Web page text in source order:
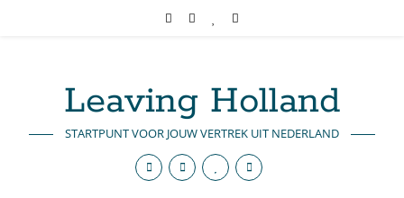
Leaving Holland
STARTPUNT VOOR JOUW VERTREK UIT NEDERLAND